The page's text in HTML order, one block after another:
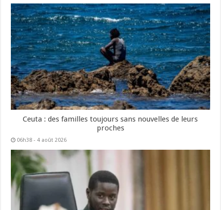
Ceuta : des familles toujours sans nouvelles de leurs
proches
06h38 - 4 août 2026